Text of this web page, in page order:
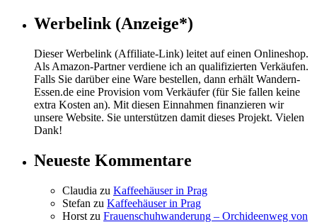
Werbelink (Anzeige*)
Dieser Werbelink (Affiliate-Link) leitet auf einen Onlineshop.
Als Amazon-Partner verdiene ich an qualifizierten Verkäufen.
Falls Sie darüber eine Ware bestellen, dann erhält Wandern-
Essen.de eine Provision vom Verkäufer (für Sie fallen keine
extra Kosten an). Mit diesen Einnahmen finanzieren wir
unsere Website. Sie unterstützen damit dieses Projekt. Vielen
Dank!
Neueste Kommentare
Claudia zu Kaffeehäuser in Prag
Stefan zu Kaffeehäuser in Prag
Horst zu Frauenschuhwanderung – Orchideenweg von